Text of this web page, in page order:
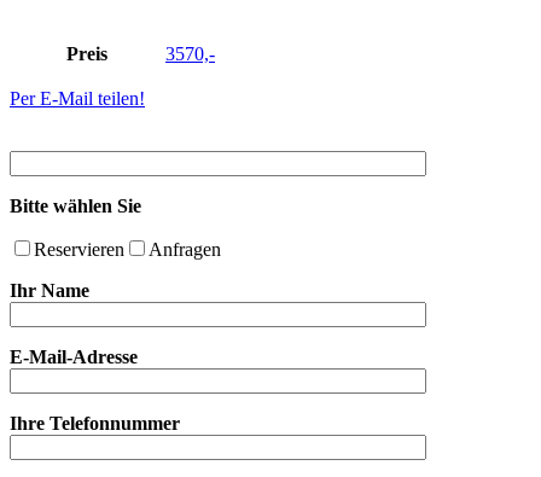
Preis 3570,-
Per E-Mail teilen!
Bitte wählen Sie
Reservieren
Anfragen
Ihr Name
E-Mail-Adresse
Ihre Telefonnummer